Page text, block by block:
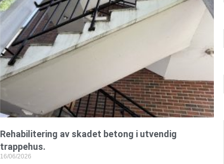
Rehabilitering av skadet betong i utvendig
trappehus.
16/06/2026